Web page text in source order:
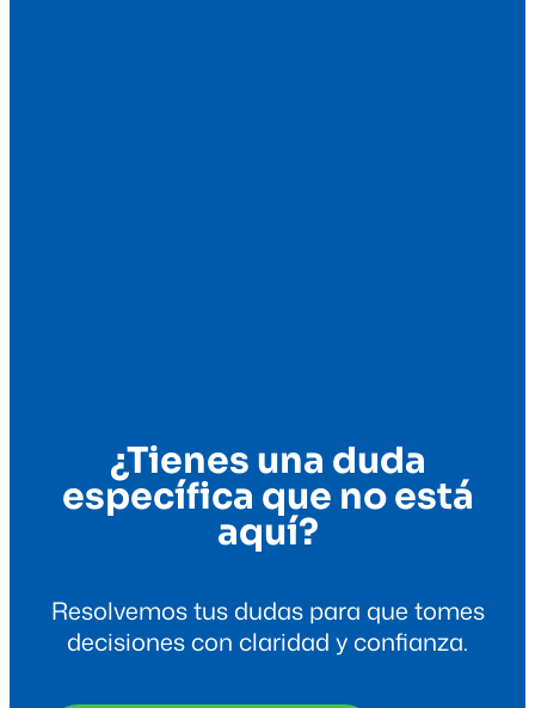
¿Tienes una duda
específica que no está
aquí?
Resolvemos tus dudas para que tomes
decisiones con claridad y confianza.